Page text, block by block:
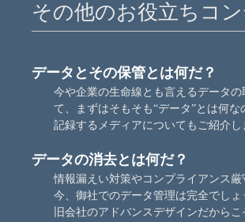
その他のお役立ちコ
データとその保管とは何だ？
今や企業の生命線とも言えるデータの
て、まずはそもそも“データ”とは何な
記録するメディアについてもご紹介し
データの消去とは何だ？
情報漏えい対策やコンプライアンス
今、御社でのデータ管理は完全でしょ
旧会社のアドバンスデザインだからこ